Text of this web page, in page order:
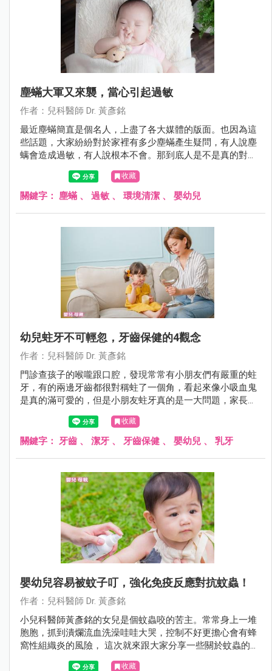
塵蟎大軍又來襲，當心引起過敏
作者：兒科醫師 Dr. 黃彥銘
最近塵蟎簡直是個名人，上盡了各大媒體的版面。也因為這
些話題，大家紛紛對於家裡有多少塵蟎產生疑問，有人說塵
螨會造成過敏，有人說根本不會。那到底人是不是真的對塵
蟎會過敏呢？讓黃醫師在這裡為您解答！
收藏
關鍵字： 塵蟎 、 過敏 、 環境清潔 、 嬰幼兒
幼兒蛀牙不可輕忽，牙齒保健的4觀念
作者：兒科醫師 Dr. 黃彥銘
門診查孩子的喉嚨跟口腔，發現常常有小朋友們有嚴重的蛀
牙，有的兩邊牙齒都很對稱蛀了一個角，看起來像小吸血鬼
是真的滿可愛的，但是小朋友蛀牙真的是一大問題，家長可
能不能輕忽！在此統整一下常見的疑問與錯誤觀念讓大家參
收藏
關鍵字： 牙齒 、 潔牙 、 牙齒保健 、 嬰幼兒 、 乳牙
嬰幼兒容易被蚊子叮，強化免疫反應對抗蚊蟲！
作者：兒科醫師 Dr. 黃彥銘
小兒科醫師黃彥銘的女兒是個蚊蟲咬的苦主。常常身上一堆
胞胞，抓到潰爛流血洗澡哇哇大哭，控制不好更擔心會有蜂
窩性組織炎的風險， 這次就來跟大家分享一些關於蚊蟲的小
收藏